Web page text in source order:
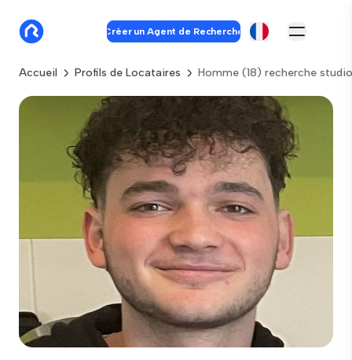
Créer un Agent de Recherche
Accueil Profils de Locataires Homme (18) recherche